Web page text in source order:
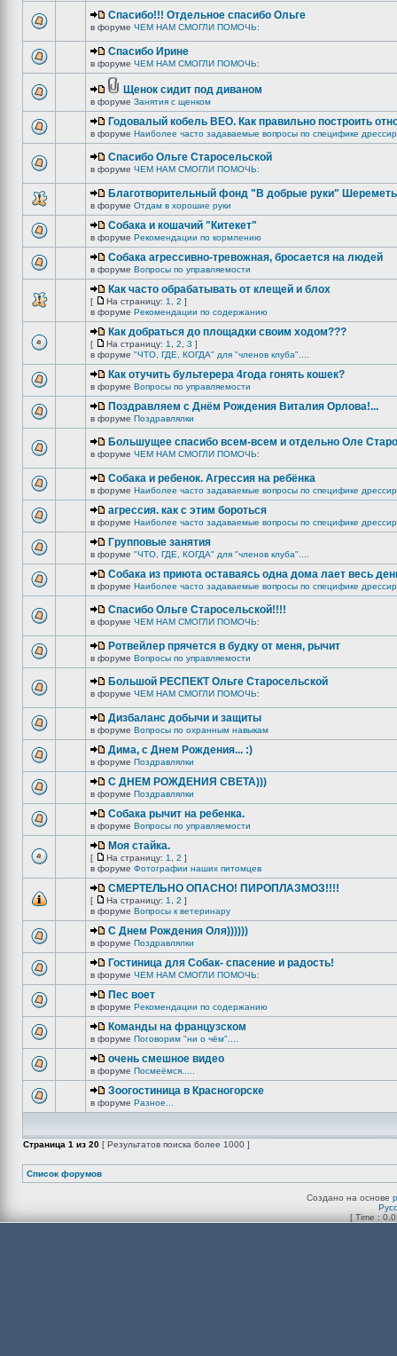
Спасибо!!! Отдельное спасибо Ольге
в форуме ЧЕМ НАМ СМОГЛИ ПОМОЧЬ:
Спасибо Ирине
в форуме ЧЕМ НАМ СМОГЛИ ПОМОЧЬ:
Щенок сидит под диваном
в форуме Занятия с щенком
Годовалый кобель ВЕО. Как правильно построить
в форуме Наиболее часто задаваемые вопросы по специфике
Спасибо Ольге Старосельской
в форуме ЧЕМ НАМ СМОГЛИ ПОМОЧЬ:
Благотворительный фонд "В добрые руки"
в форуме Отдам в хорошие руки
Собака и кошачий "Китекет"
в форуме Рекомендации по кормлению
Собака агрессивно-тревожная, бросается на людей
в форуме Вопросы по управляемости
Как часто обрабатывать от клещей и блох
[ На страницу: 1 2 ]
в форуме Рекомендации по содержанию
Как добраться до площадки своим ходом???
[ На страницу: 1 2 3 ]
в форуме "ЧТО, ГДЕ, КОГДА" для "членов клуба"....
Как отучить бультерера 4года гонять кошек?
в форуме Вопросы по управляемости
Поздравляем с Днём Рождения Виталия Орлова!...
в форуме Поздравлялки
Большущее спасибо всем-всем и отдельно Оле
в форуме ЧЕМ НАМ СМОГЛИ ПОМОЧЬ:
Собака и ребенок. Агрессия на ребёнка
в форуме Наиболее часто задаваемые вопросы по специфике
агрессия. как с этим бороться
в форуме Наиболее часто задаваемые вопросы по специфике
Групповые занятия
в форуме "ЧТО, ГДЕ, КОГДА" для "членов клуба"....
Собака из приюта оставаясь одна дома лает весь
в форуме Наиболее часто задаваемые вопросы по специфике
Спасибо Ольге Старосельской!!!!
в форуме ЧЕМ НАМ СМОГЛИ ПОМОЧЬ:
Ротвейлер прячется в будку от меня, рычит
в форуме Вопросы по управляемости
Большой РЕСПЕКТ Ольге Старосельской
в форуме ЧЕМ НАМ СМОГЛИ ПОМОЧЬ:
Дизбаланс добычи и защиты
в форуме Вопросы по охранным навыкам
Дима, с Днем Рождения... :)
в форуме Поздравлялки
C ДНЕМ РОЖДЕНИЯ СВЕТА)))
в форуме Поздравлялки
Собака рычит на ребенка.
в форуме Вопросы по управляемости
Моя стайка.
[ На страницу: 1 2 ]
в форуме Фотографии наших питомцев
СМЕРТЕЛЬНО ОПАСНО! ПИРОПЛАЗМОЗ!!!!
[ На страницу: 1 2 ]
в форуме Вопросы к ветеринару
С Днем Рождения Оля))))))
в форуме Поздравлялки
Гостиница для Собак- спасение и радость!
в форуме ЧЕМ НАМ СМОГЛИ ПОМОЧЬ:
Пес воет
в форуме Рекомендации по содержанию
Команды на французском
в форуме Поговорим "ни о чём"....
очень смешное видео
в форуме Посмеёмся.....
Зоогостиница в Красногорске
в форуме Разное...
Страница 1 из 20 [ Результатов поиска более 1000 ]
Список форумов
Создано на основе
[ Time :